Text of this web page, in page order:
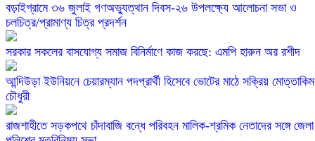
বড়াইগ্রামে ৩৬ জুলাই গণঅভ্যুত্থান দিবস-২৬ উপলক্ষ্যে আলোচনা সভা ও
চলচিত্র/প্রামাণ্য চিত্র প্রদর্শন
সরকার সকলের বাসযোগ্য সমাজ বিনির্মাণে কাজ করছে: এমপি হারুন অর রশীদ
আন্দিউড়া ইউনিয়নে চেয়ারম্যান পদপ্রার্থী হিসেবে ভোটের মাঠে সক্রিয় মোত্তাকিম
চৌধুরী
রাজশাহীতে সড়কপথে চাঁদাবাজি বন্ধে পরিবহন মালিক-শ্রমিক নেতাদের সঙ্গে জেলা